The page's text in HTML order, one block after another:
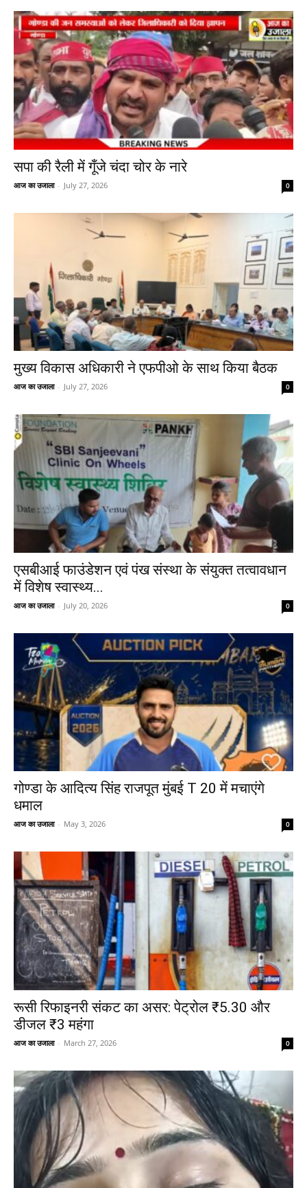
सपा की रैली में गूँजे चंदा चोर के नारे
आज का उजाला - July 27, 2026 0
मुख्य विकास अधिकारी ने एफपीओ के साथ किया बैठक
आज का उजाला - July 27, 2026 0
एसबीआई फाउंडेशन एवं पंख संस्था के संयुक्त तत्वावधान
में विशेष स्वास्थ्य...
आज का उजाला - July 20, 2026 0
गोण्डा के आदित्य सिंह राजपूत मुंबई T 20 में मचाएंगे
धमाल
आज का उजाला - May 3, 2026 0
रूसी रिफाइनरी संकट का असर: पेट्रोल ₹5.30 और
डीजल ₹3 महंगा
आज का उजाला - March 27, 2026 0